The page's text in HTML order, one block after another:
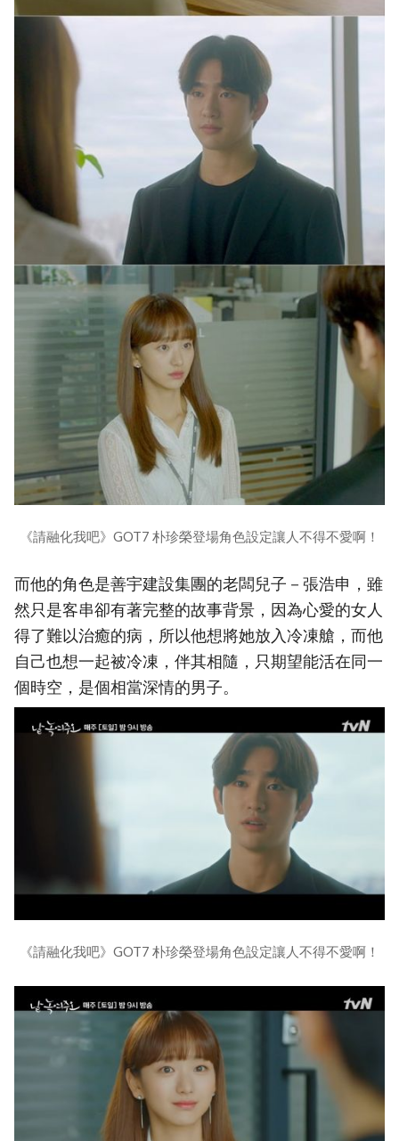
《請融化我吧》GOT7 朴珍榮登場角色設定讓人不得不愛啊！
而他的角色是善宇建設集團的老闆兒子－張浩申，雖
然只是客串卻有著完整的故事背景，因為心愛的女人
得了難以治癒的病，所以他想將她放入冷凍艙，而他
自己也想一起被冷凍，伴其相隨，只期望能活在同一
個時空，是個相當深情的男子。
《請融化我吧》GOT7 朴珍榮登場角色設定讓人不得不愛啊！